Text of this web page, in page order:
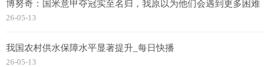
博努奇：国米意甲夺冠实至名归，我原以为他们会遇到更多困难
26-05-13
我国农村供水保障水平显著提升_每日快播
26-05-13